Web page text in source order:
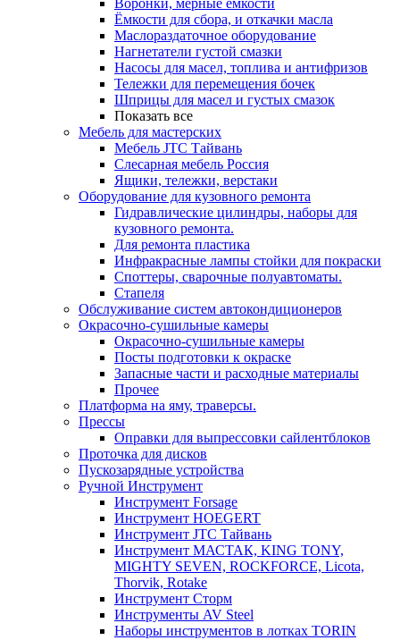
Воронки, мерные ёмкости
Ёмкости для сбора, и откачки масла
Маслораздаточное оборудование
Нагнетатели густой смазки
Насосы для масел, топлива и антифризов
Тележки для перемещения бочек
Шприцы для масел и густых смазок
Показать все
Мебель для мастерских
Мебель JTC Тайвань
Слесарная мебель Россия
Ящики, тележки, верстаки
Оборудование для кузовного ремонта
Гидравлические цилиндры, наборы для
кузовного ремонта.
Для ремонта пластика
Инфракрасные лампы стойки для покраски
Споттеры, сварочные полуавтоматы.
Стапеля
Обслуживание систем автокондиционеров
Окрасочно-сушильные камеры
Окрасочно-сушильные камеры
Посты подготовки к окраске
Запасные части и расходные материалы
Прочее
Платформа на яму, траверсы.
Прессы
Оправки для выпрессовки сайлентблоков
Проточка для дисков
Пускозарядные устройства
Ручной Инструмент
Инструмент Forsage
Инструмент HOEGERT
Инструмент JTC Тайвань
Инструмент МАСТАК, KING TONY,
MIGHTY SEVEN, ROCKFORCE, Licota,
Thorvik, Rotake
Инструмент Сторм
Инструменты AV Steel
Наборы инструментов в лотках TORIN